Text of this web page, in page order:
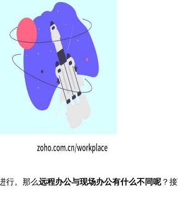
行。那么远程办公与现场办公有什么不同呢？